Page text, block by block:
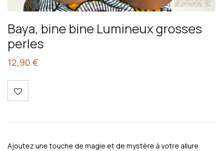
Baya, bine bine Lumineux grosses
perles
12,90 €
Ajoutez une touche de magie et de mystère à votre allure